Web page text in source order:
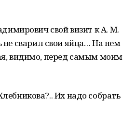
свой визит к А. М.
не сварил свои яйца… На нем
видимо, перед самым моим
Их надо собрать